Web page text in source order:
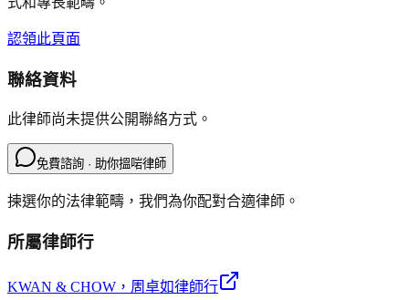
認領此頁面
聯絡資料
此律師尚未提供公開聯絡方式。
免費諮詢 · 助你搵啱律師
揀選你的法律範疇，我們為你配對合適律師。
所屬律師行
KWAN & CHOW ，周卓如律師行